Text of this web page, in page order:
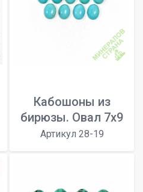
Кабошоны из
бирюзы. Овал 7x9
Артикул 28-19